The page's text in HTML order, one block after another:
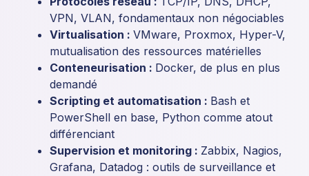
VPN, VLAN, fondamentaux non négociables
Virtualisation : VMware, Proxmox, Hyper-V,
mutualisation des ressources matérielles
Conteneurisation : Docker, de plus en plus
demandé
Scripting et automatisation : Bash et
PowerShell en base, Python comme atout
différenciant
Supervision et monitoring : Zabbix, Nagios,
Grafana, Datadog : outils de surveillance et